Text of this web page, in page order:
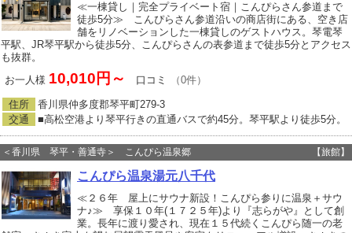
≪一棟貸し｜完全プライベート宿｜こんぴらさん参道まで
徒歩5分≫ こんぴらさん参道沿いの商店街にある、空き店
舗をリノベーションした一棟貸しのゲストハウス。琴電琴
平駅、JR琴平駅から徒歩5分、こんぴらさんの表参道まで徒歩5分とアクセス
も抜群。
お一人様 10,010円～ 口コミ （0件）
住所
香川県仲多度郡琴平町279‐3
交通
■高松空港より琴平行きの直通バスで約45分。琴平駅より徒歩5分。
＜香川県 琴平・善通寺＞ こんぴら温泉郷 【旅館】
こんぴら温泉湯元八千代
≪２６年 屋上にサウナ新設！こんぴら参りに温泉＋サウ
ナ♪≫ 享保１０年(１７２５年)より『志らがや』として創
業。長年に渡り愛され、現在１５代続くこんぴら随一の老